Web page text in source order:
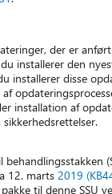
der er
installerer den
installerer disse
installation af
12. marts2019
til denne SSU